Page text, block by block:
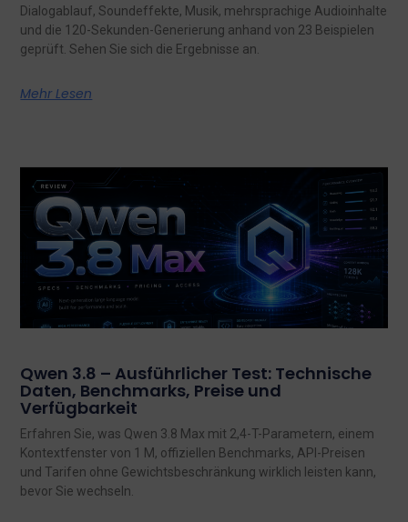
Dialogablauf, Soundeffekte, Musik, mehrsprachige Audioinhalte
und die 120-Sekunden-Generierung anhand von 23 Beispielen
geprüft. Sehen Sie sich die Ergebnisse an.
Mehr Lesen
Qwen 3.8 – Ausführlicher Test: Technische
Daten, Benchmarks, Preise und
Verfügbarkeit
Erfahren Sie, was Qwen 3.8 Max mit 2,4-T-Parametern, einem
Kontextfenster von 1 M, offiziellen Benchmarks, API-Preisen
und Tarifen ohne Gewichtsbeschränkung wirklich leisten kann,
bevor Sie wechseln.